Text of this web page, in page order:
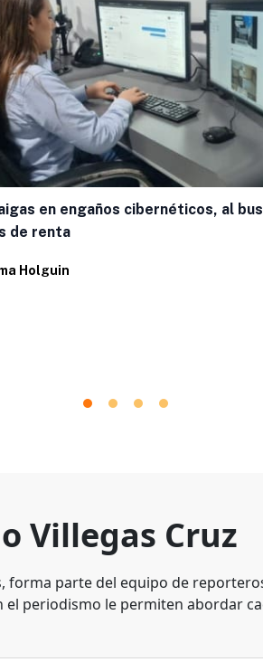
en engaños cibernéticos, al
de renta
Holguin
Villegas Cruz
forma parte del equipo de
el periodismo le permiten abordar